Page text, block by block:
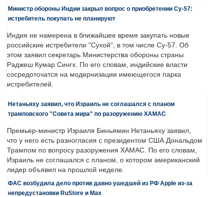
Министр обороны Индии закрыл вопрос о приобретении Су-57:
истребитель покупать не планируют
Индия не намерена в ближайшее время закупать новые
российские истребители "Сухой", в том числе Су-57. Об
этом заявил секретарь Министерства обороны страны
Раджеш Кумар Сингх. По его словам, индийские власти
сосредоточатся на модернизации имеющегося парка
истребителей.
Нетаньяху заявил, что Израиль не соглашался с планом
трамповского "Совета мира" по разоружению ХАМАС
Премьер-министр Израиля Биньямин Нетаньяху заявил,
что у него есть разногласия с президентом США Дональдом
Трампом по вопросу разоружения ХАМАС. По его словам,
Израиль не соглашался с планом, о котором американский
лидер объявил на прошлой неделе.
ФАС возбудила дело против давно ушедшей из РФ Apple из-за
непредустановки RuStore и Max